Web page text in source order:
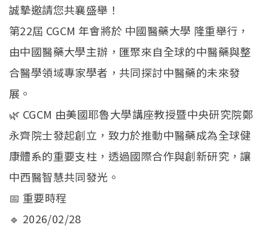
誠摯邀請您共襄盛舉！
第22屆 CGCM 年會將於 中國醫藥大學 隆重舉行，
由中國醫藥大學主辦，匯聚來自全球的中醫藥與整
合醫學領域專家學者，共同探討中醫藥的未來發
展。
🌿 CGCM 由美國耶魯大學講座教授暨中央研究院鄭
永齊院士發起創立，致力於推動中醫藥成為全球健
康體系的重要支柱，透過國際合作與創新研究，讓
中西醫智慧共同發光。
📅 重要時程
🔹 2026/02/28